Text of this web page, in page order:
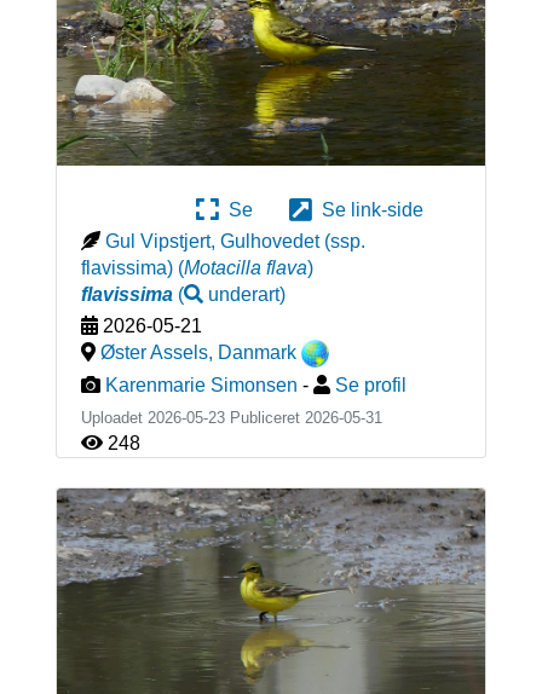
Se
Se link-side
Gul Vipstjert, Gulhovedet (ssp.
flavissima) (Motacilla flava)
flavissima( underart)
2026-05-21
Øster Assels, Danmark
Karenmarie Simonsen - Se profil
Uploadet 2026-05-23 Publiceret 2026-05-31
248